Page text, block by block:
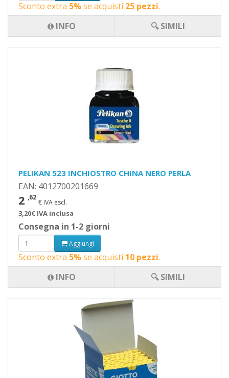
Sconto extra 5%se acquisti 25 pezzi.
INFO
🔍 SIMILI
PELIKAN 523 INCHIOSTRO CHINA NERO PERLA
EAN: 4012700201669
2 ,62
€ IVA escl.
3,20€ IVA inclusa
Consegna in 1-2 giorni
Aggiungi
Sconto extra 5%se acquisti 10 pezzi.
INFO
🔍 SIMILI